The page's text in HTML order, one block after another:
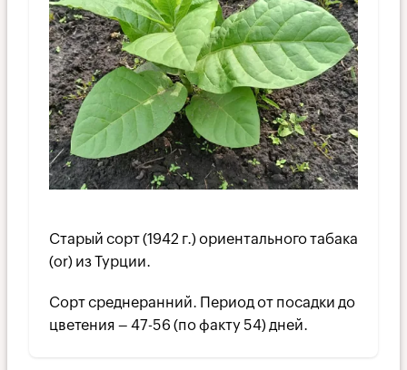
Старый сорт (1942 г.) ориентального табака
(or) из Турции.
Сорт среднеранний. Период от посадки до
цветения – 47-56 (по факту 54) дней.